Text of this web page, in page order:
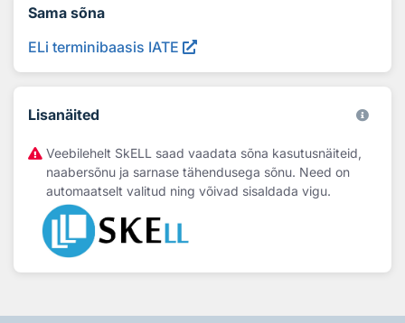
Sama sõna
ELi terminibaasis IATE
Lisanäited
Veebilehelt SkELL saad vaadata sõna kasutusnäiteid,
naabersõnu ja sarnase tähendusega sõnu. Need on
automaatselt valitud ning võivad sisaldada vigu.